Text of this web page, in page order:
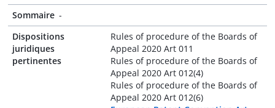
Sommaire -
Dispositions
juridiques
pertinentes
Rules of procedure of the Boards of
Appeal 2020 Art 011
Rules of procedure of the Boards of
Appeal 2020 Art 012(4)
Rules of procedure of the Boards of
Appeal 2020 Art 012(6)